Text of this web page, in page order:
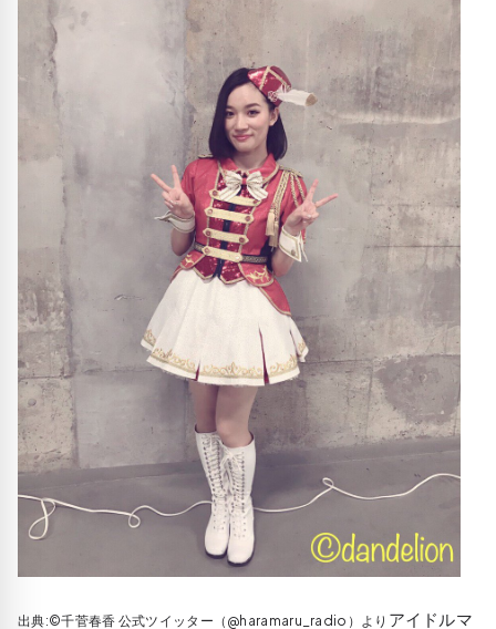
出典:©千菅春香 公式ツイッター（@haramaru_radio）より アイドルマ